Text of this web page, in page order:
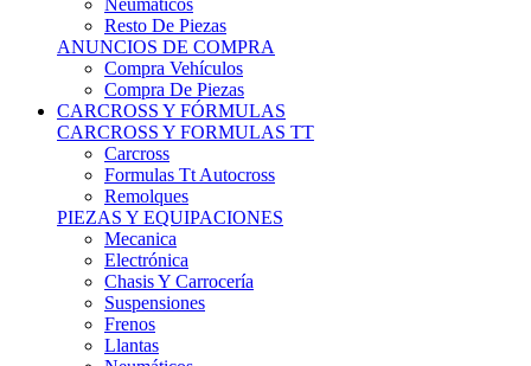
Neumáticos
Resto De Piezas
ANUNCIOS DE COMPRA
Compra Vehículos
Compra De Piezas
CARCROSS Y FÓRMULAS
CARCROSS Y FORMULAS TT
Carcross
Formulas Tt Autocross
Remolques
PIEZAS Y EQUIPACIONES
Mecanica
Electrónica
Chasis Y Carrocería
Suspensiones
Frenos
Llantas